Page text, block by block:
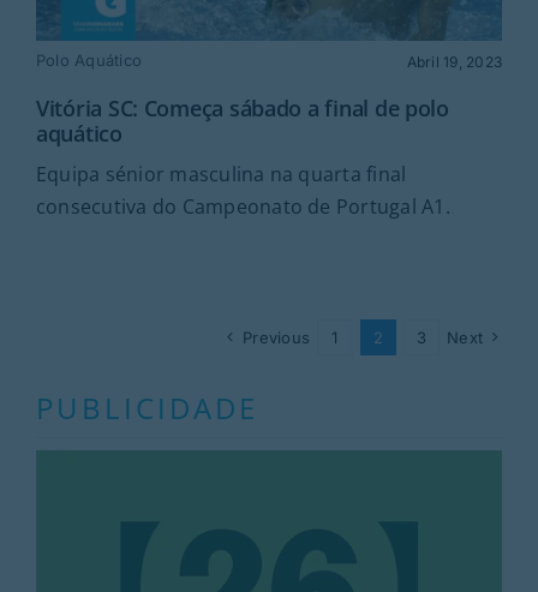
Polo Aquático Abril 19, 2023
Vitória SC: Começa sábado a final de polo
aquático
Equipa sénior masculina na quarta final
consecutiva do Campeonato de Portugal A1.
Previous 1 2 3 Next
PUBLICIDADE